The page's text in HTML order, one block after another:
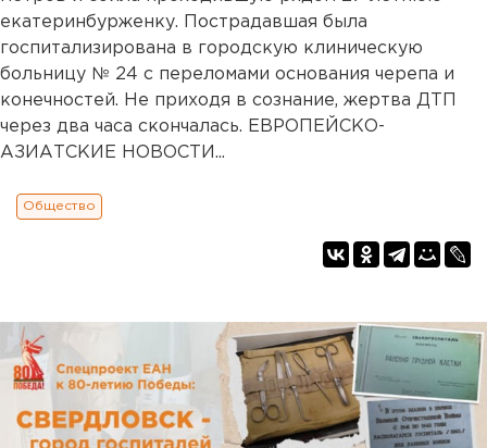
екатеринбурженку. Пострадавшая была
госпитализирована в городскую клиническую
больницу № 24 с переломами основания черепа и
конечностей. Не приходя в сознание, жертва ДТП
через два часа скончалась. ЕВРОПЕЙСКО-
АЗИАТСКИЕ НОВОСТИ...
Общество